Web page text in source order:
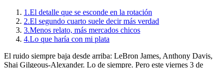
1.El detalle que se esconde en la rotación
2.El segundo cuarto suele decir más verdad
3.Menos relato, más mercados chicos
4.Lo que haría con mi plata
El ruido siempre baja desde arriba: LeBron James, Anthony Davis,
Shai Gilgeous-Alexander. Lo de siempre. Pero este viernes 3 de